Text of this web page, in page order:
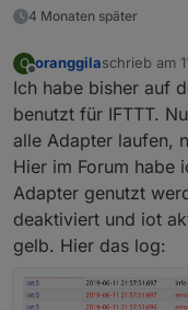
4 Monaten später
O
Offline
oranggilaschrieb am
zuletzt
Ich habe bisher auf
benutzt für IFTTT.
alle Adapter laufen,
Hier im Forum habe
Adapter genutzt
deaktiviert und iot
gelb. Hier das log: